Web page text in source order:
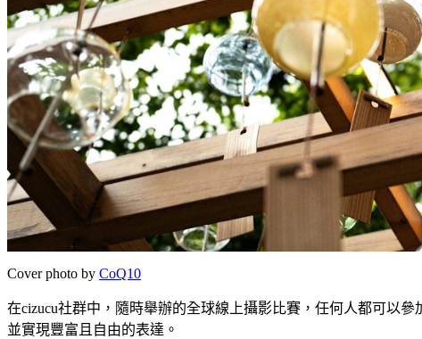
Cover photo by CoQ10
在cizucu社群中，隨時舉辦的全球線上攝影比賽，任何人都可以
並實現豐富且自由的表達。